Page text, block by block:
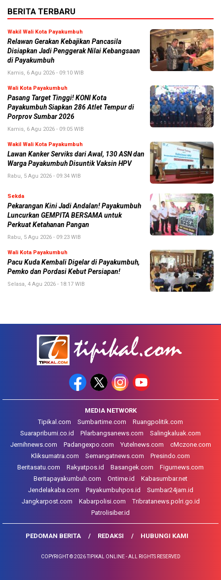
BERITA TERBARU
Wakil Wali Kota Payakumbuh
Relawan Gerakan Kebajikan Pancasila
Disiapkan Jadi Penggerak Nilai Kebangsaan
di Payakumbuh
Kamis, 6 Agu 2026 - 09:10 WIB
Wali Kota Payakumbuh
Pasang Target Tinggi! KONI Kota
Payakumbuh Siapkan 286 Atlet Tempur di
Porprov Sumbar 2026
Kamis, 6 Agu 2026 - 09:05 WIB
Wakil Wali Kota Payakumbuh
Lawan Kanker Serviks dari Awal, 130 ASN dan
Warga Payakumbuh Disuntik Vaksin HPV
Rabu, 5 Agu 2026 - 09:34 WIB
Sekda
Pekarangan Kini Jadi Andalan! Payakumbuh
Luncurkan GEMPITA BERSAMA untuk
Perkuat Ketahanan Pangan
Rabu, 5 Agu 2026 - 09:23 WIB
Wali Kota Payakumbuh
Pacu Kuda Kembali Digelar di Payakumbuh,
Pemko dan Pordasi Kebut Persiapan!
Selasa, 4 Agu 2026 - 18:17 WIB
MEDIA NETWORK
Tipikal.com
Sumbartime.com
Ruangpolitik.com
Suarapribumi.co.id
Pilarbangsanews.com
Salingkaluak.com
Jernihnews.com
Padangexpo.com Yutelnews.com
cMczone.com
Kliksumatra.com
Semangatnews.com
Presindo.com
Beritasatu.com
Rakyatpos.id Basangek.com
Figurnews.com
Beritapayakumbuh.com
Ontime.id
Kabasumbar.net
Jendelakaba.com
Payakumbuhpos.id
Sumbar24jam.id
Jangkarpost.com
Kabarpolisi.com
Tribratanews.polri.go.id
Patrolisiber.id
PEDOMAN BERITA REDAKSI HUBUNGI KAMI
COPYRIGHT © 2026 TIPIKAL ONLINE - ALL RIGHTS RESERVED